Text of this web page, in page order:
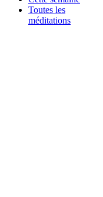
Toutes les
méditations